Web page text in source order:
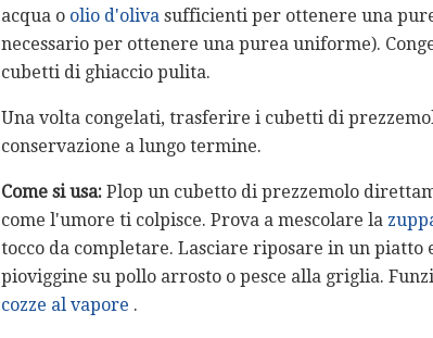
acqua o olio d'oliva sufficienti per ottenere una
necessario per ottenere una purea uniforme).
cubetti di ghiaccio pulita.
Una volta congelati, trasferire i cubetti di
conservazione a lungo termine.
Come si usa: Plop un cubetto di prezzemolo
come l'umore ti colpisce. Prova a mescolare la
tocco da completare. Lasciare riposare in un
pioviggine su pollo arrosto o pesce alla griglia.
cozze al vapore .